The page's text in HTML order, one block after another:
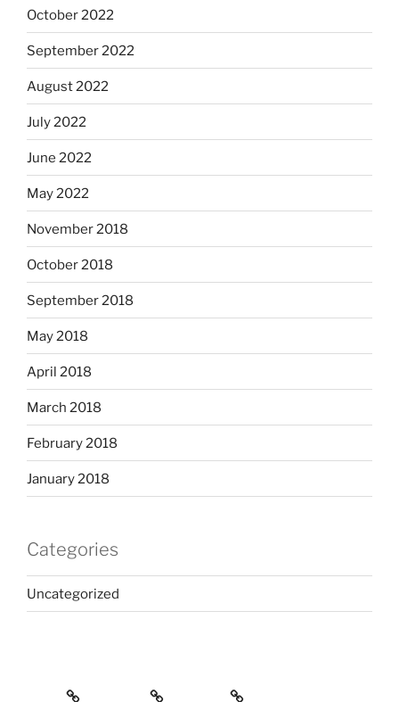
October 2022
September 2022
August 2022
July 2022
June 2022
May 2022
November 2018
October 2018
September 2018
May 2018
April 2018
March 2018
February 2018
January 2018
Categories
Uncategorized
Home Services Contact